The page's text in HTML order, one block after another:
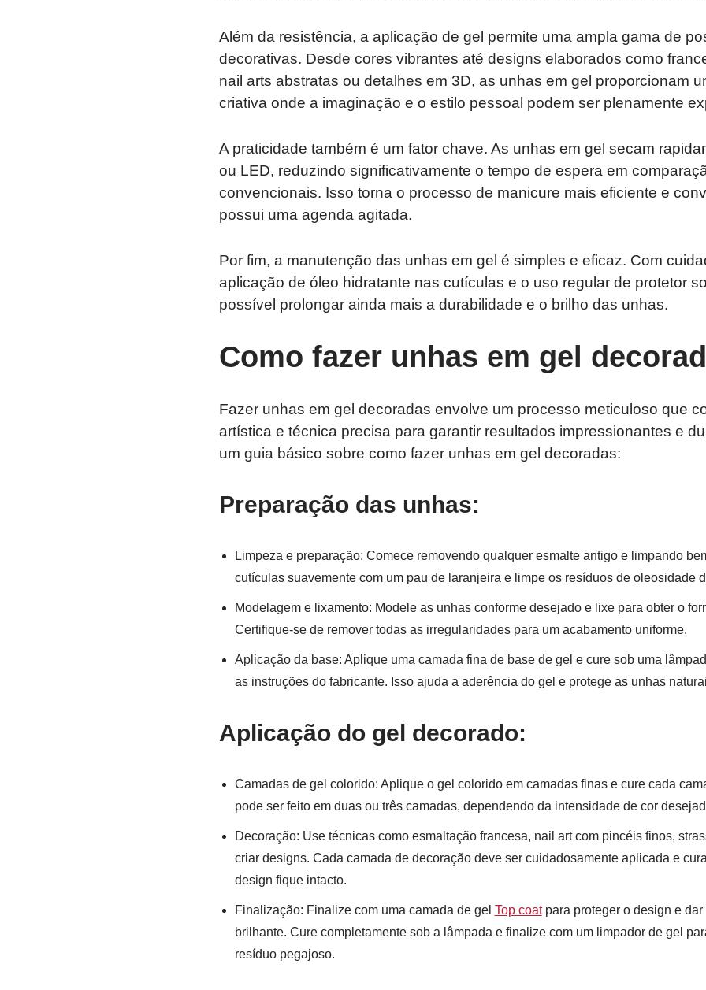
Além da resistência, a aplicação de gel permite uma ampla gama de
decorativas. Desde cores vibrantes até designs elaborados como
nail arts abstratas ou detalhes em 3D, as unhas em gel proporcionam
criativa onde a imaginação e o estilo pessoal podem ser plenamente
A praticidade também é um fator chave. As unhas em gel secam
ou LED, reduzindo significativamente o tempo de espera em
convencionais. Isso torna o processo de manicure mais eficiente e
possui uma agenda agitada.
Por fim, a manutenção das unhas em gel é simples e eficaz. Com
aplicação de óleo hidratante nas cutículas e o uso regular de protetor
possível prolongar ainda mais a durabilidade e o brilho das unhas.
Como fazer unhas em gel
Fazer unhas em gel decoradas envolve um processo meticuloso que
artística e técnica precisa para garantir resultados impressionantes e
um guia básico sobre como fazer unhas em gel decoradas:
Preparação das unhas:
Limpeza e preparação: Comece removendo qualquer esmalte antigo e limpando
cutículas suavemente com um pau de laranjeira e limpe os resíduos de oleosidade
Modelagem e lixamento: Modele as unhas conforme desejado e lixe para obter o
Certifique-se de remover todas as irregularidades para um acabamento uniforme.
Aplicação da base: Aplique uma camada fina de base de gel e cure sob uma
as instruções do fabricante. Isso ajuda a aderência do gel e protege as unhas
Aplicação do gel decorado:
Camadas de gel colorido: Aplique o gel colorido em camadas finas e cure cada
pode ser feito em duas ou três camadas, dependendo da intensidade de cor
Decoração: Use técnicas como esmaltação francesa, nail art com pincéis finos,
criar designs. Cada camada de decoração deve ser cuidadosamente aplicada e
design fique intacto.
Finalização: Finalize com uma camada de gel Top coatpara proteger o design e dar
brilhante. Cure completamente sob a lâmpada e finalize com um limpador de gel
resíduo pegajoso.